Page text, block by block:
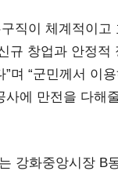
구직이 체계적이고
규 창업과 안정적
며 “군민께서 이
사에 만전을 다해
강화중앙시장 B